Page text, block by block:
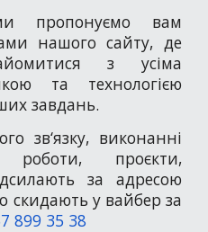
пропонуємо вам
нашого сайту, де
з усіма
та технологією
завдань.
зв‘язку, виконанні
роботи, проєкти,
за адресою
скидають у вайбер за
899 35 38